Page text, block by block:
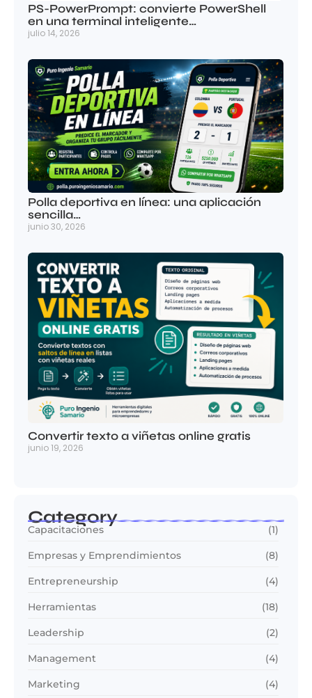
PS-PowerPrompt: convierte PowerShell
en una terminal inteligente…
julio 14, 2026
Polla deportiva en línea: una aplicación
sencilla…
junio 30, 2026
Convertir texto a viñetas online gratis
junio 19, 2026
Category
Capacitaciones (1)
Empresas y Emprendimientos (8)
Entrepreneurship (4)
Herramientas (18)
Leadership (2)
Management (4)
Marketing (4)